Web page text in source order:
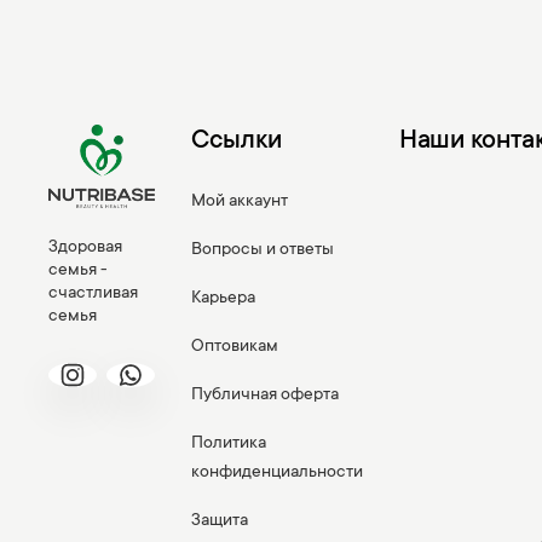
Здоровая
семья -
счастливая
семья
Ссылки
Мой аккаунт
Вопросы и ответы
Карьера
Оптовикам
Публичная оферта
Политика
конфиденциальности
Защита
Наши